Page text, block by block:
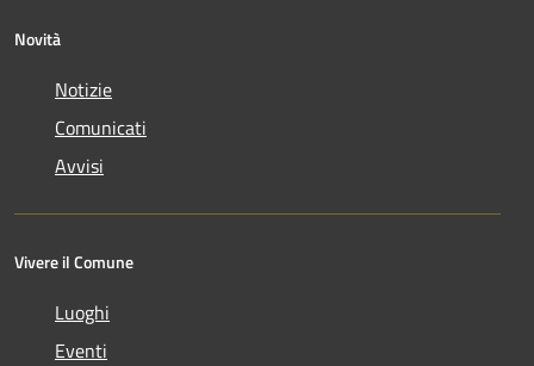
Novità
Notizie
Comunicati
Avvisi
Vivere il Comune
Luoghi
Eventi